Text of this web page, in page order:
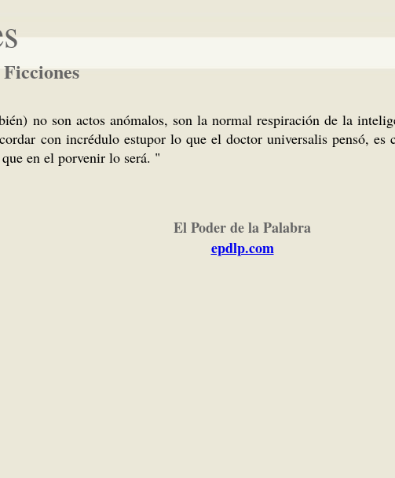
no son actos anómalos, son la normal respiración de la
con incrédulo estupor lo que el doctor universalis pensó,
en el porvenir lo será. "
El Poder de la Palabra
epdlp.com